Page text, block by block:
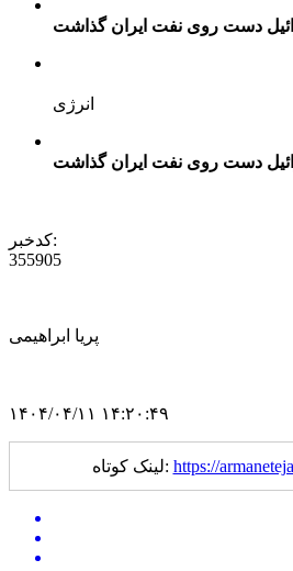
دست روی نفت ایران گذاشت
انرژی
دست روی نفت ایران گذاشت
کدخبر:
355905
پریا ابراهیمی
۱۴۰۴/۰۴/۱۱ ۱۴:۲۰:۴۹
لینک کوتاه: https://